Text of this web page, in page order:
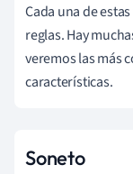
Cada una de
reglas. Hay
veremos las más
características.
Soneto